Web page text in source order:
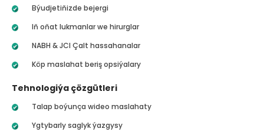
Býudjetiňizde bejergi
Iň oňat lukmanlar we hirurglar
NABH & JCI Çalt hassahanalar
Köp maslahat beriş opsiýalary
Tehnologiýa çözgütleri
Talap boýunça wideo maslahaty
Ygtybarly saglyk ýazgysy